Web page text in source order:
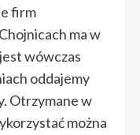
firm
ma w
wówczas
oddajemy
Otrzymane w
można